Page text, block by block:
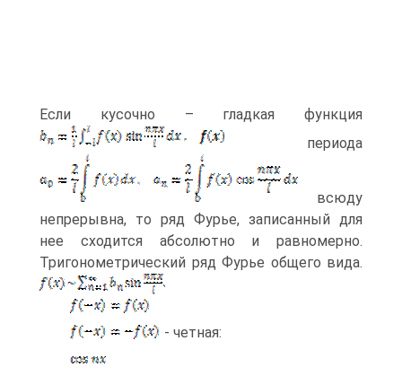
Если кусочно – гладкая функция
периода
всюду
непрерывна, то ряд Фурье, записанный для
нее сходится абсолютно и равномерно.
Тригонометрический ряд Фурье общего вида.
- четная: